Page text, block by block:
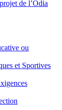
de l’Odia
ou
et Sportives